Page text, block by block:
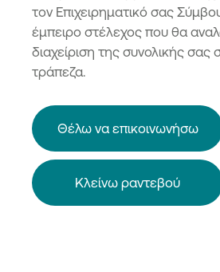
τον Επιχειρηματικό σας
έμπειρο στέλεχος που θα
διαχείριση της συνολικής σας
τράπεζα.
Θέλω να επικοινωνήσω
Κλείνω ραντεβού